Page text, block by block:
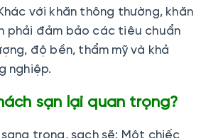
với khăn thông thường, khăn
phải đảm bảo các tiêu chuẩn
độ bền, thẩm mỹ và khả
nghiệp.
sạn lại quan trọng?
trọng, sạch sẽ: Một chiếc